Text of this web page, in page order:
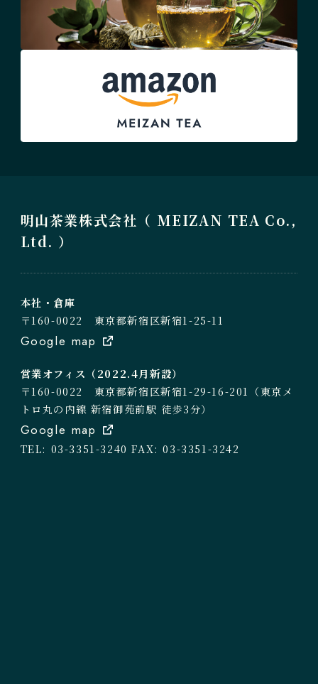
明山茶業株式会社（ MEIZAN TEA Co.,
Ltd. ）
本社・倉庫
〒160-0022 東京都新宿区新宿1-25-11
Google map
営業オフィス（2022.4月新設）
〒160-0022 東京都新宿区新宿1-29-16-201（東京メ
トロ丸の内線 新宿御苑前駅 徒歩3分）
Google map
TEL: 03-3351-3240 FAX: 03-3351-3242